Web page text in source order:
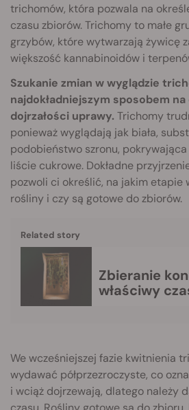
trichomów, która pozwala na
czasu zbiorów. Trichomy to małe
grzybów, które wytwarzają żywicę
większość kannabinoidów i
Szukanie zmian w wyglądzie
najdokładniejszym sposobem
dojrzałości uprawy. Trichomy
ponieważ wyglądają jak biała,
podobieństwo szronu,
liście cukrowe. Dokładne
pozwoli ci określić, na jakim etapie
rośliny i czy są gotowe do zbiorów.
Related story
Zbieranie konopi: wybierz
właściwy
We wcześniejszej fazie kwitnienia
wydawać półprzezroczyste, co
i wciąż dojrzewają, dlatego należy